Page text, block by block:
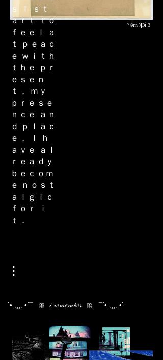
ｓ Ｉ ｓｔ
ａｒｔ ｔｏ
ｆｅｅｌ ａ
ｔ ｐｅａｃ
ｅ ｗｉｔｈ
ｔｈｅ ｐｒ
ｅｓｅｎ
ｔ， ｍｙ
ｐｒｅｓｅ
ｎｃｅ ａｎ
ｄ ｐｌａｃ
ｅ， Ｉ ｈ
ａｖｅ ａｌ
ｒｅａｄｙ
ｂｅｃｏｍ
ｅ ｎｏｓｔ
ａｌｇｉｃ
ｆｏｒ ｉ
ｔ．
^ ɘm ʞɔi|ɔ
⋮
`•.,¸¸,.•´¯ 🎀 𝒾 𝓇𝑒𝓂𝑒𝓂𝒷𝑒𝓇 🎀 ¯´•.,¸¸,.•`